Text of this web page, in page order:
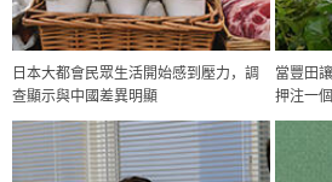
日本大都會民眾生活開始感到壓力，調
查顯示與中國差異明顯
當豐田
押注一